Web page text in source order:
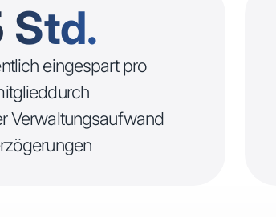
Std.
eingespart pro
Verwaltungsaufwand